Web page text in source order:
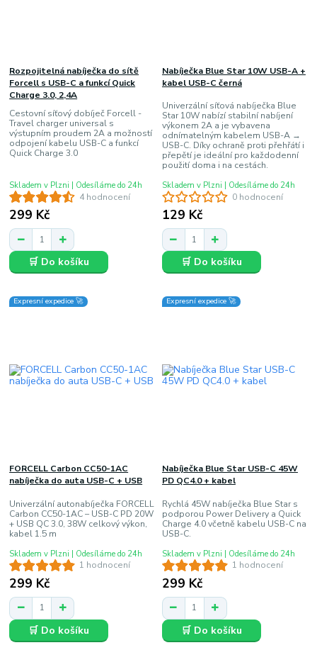
4 hodnocení
Rozpojitelná nabíječka do sítě
Forcell s USB-C a funkcí Quick
Charge 3.0, 2,4A
Cestovní síťový dobíječ Forcell -
Travel charger universal s
výstupním proudem 2A a možností
odpojení kabelu USB-C a funkcí
Quick Charge 3.0
299 Kč
Skladem v Plzni | Odesíláme do 24h
🛒 Do košíku
0 hodnocení
Nabíječka Blue Star 10W USB-A +
kabel USB-C černá
Univerzální síťová nabíječka Blue
Star 10W nabízí stabilní nabíjení
výkonem 2A a je vybavena
odnímatelným kabelem USB-A →
USB-C. Díky ochraně proti přehřátí i
přepětí je ideální pro každodenní
použití doma i na cestách.
129 Kč
Skladem v Plzni | Odesíláme do 24h
🛒 Do košíku
Expresní expedice 🚀
1 hodnocení
FORCELL Carbon CC50-1AC
nabíječka do auta USB-C + USB
Univerzální autonabíječka FORCELL
Carbon CC50-1AC – USB-C PD 20W
+ USB QC 3.0, 38W celkový výkon,
kabel 1.5 m
299 Kč
Skladem v Plzni | Odesíláme do 24h
🛒 Do košíku
Expresní expedice 🚀
1 hodnocení
Nabíječka Blue Star USB-C 45W
PD QC4.0 + kabel
Rychlá 45W nabíječka Blue Star s
podporou Power Delivery a Quick
Charge 4.0 včetně kabelu USB-C na
USB-C.
299 Kč
Skladem v Plzni | Odesíláme do 24h
🛒 Do košíku